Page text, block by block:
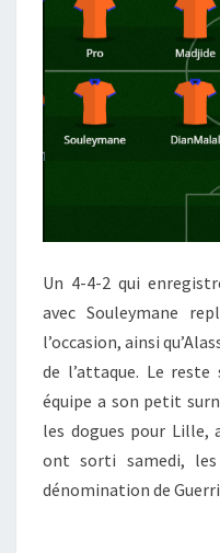
Un 4-4-2 qui
avec Souleymane
l’occasion, ainsi
de l’attaque. Le reste
équipe a son petit
les dogues pour Lille,
ont sorti samedi,
dénomination de